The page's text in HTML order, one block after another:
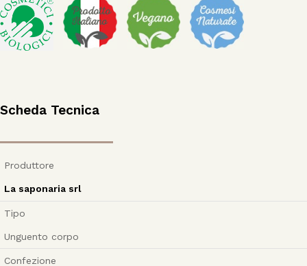
Scheda Tecnica
Produttore
La saponaria srl
Tipo
Unguento corpo
Confezione